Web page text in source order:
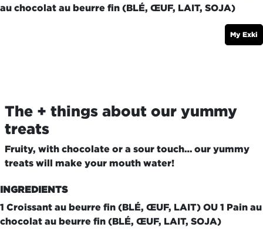
au chocolat au beurre fin (BLÉ, ŒUF, LAIT, SOJA)
My Exki
The + things about our yummy
treats
Fruity, with chocolate or a sour touch… our yummy
treats will make your mouth water!
INGREDIENTS
1 Croissant au beurre fin (BLÉ, ŒUF, LAIT) OU 1 Pain au
chocolat au beurre fin (BLÉ, ŒUF, LAIT, SOJA)